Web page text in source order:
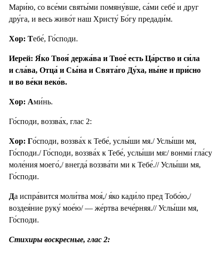
Мари́ю, со все́ми святы́ми помяну́вше, са́ми себе́ и друг
дру́га, и весь живо́т наш Христу́ Бо́гу предади́м.
Хор: Тебе́, Го́споди.
Иерей: Я́ко Твоя́ держа́ва и Твое́ есть Ца́рство и си́ла
и сла́ва, Отца́ и Сы́на и Свята́го Ду́ха, ны́не и при́сно
и во ве́ки веко́в.
Хор: Ами́нь.
Го́споди, воззва́х, глас 2:
Хор: Го́споди, воззва́х к Тебе́, услы́ши мя./ Услы́ши мя,
Го́споди./ Го́споди, воззва́х к Тебе́, услы́ши мя:/ вонми́ гла́су
моле́ния моего́,/ внегда́ воззва́ти ми к Тебе́.// Услы́ши мя,
Го́споди.
Да испра́вится моли́тва моя́,/ я́ко кади́ло пред Тобо́ю,/
воздея́ние руку́ мое́ю/ — же́ртва вече́рняя.// Услы́ши мя,
Го́споди.
Стихиры воскресные, глас 2: